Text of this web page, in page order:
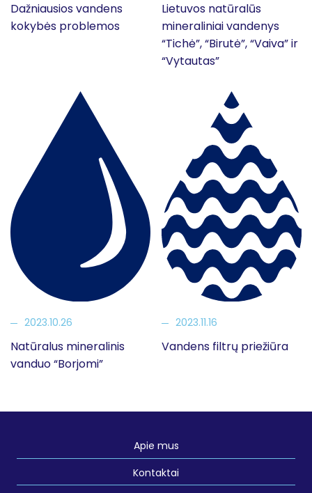
Dažniausios vandens
kokybės problemos
Lietuvos natūralūs
mineraliniai vandenys
“Tichė”, “Birutė”, “Vaiva” ir
“Vytautas”
2023.10.26
Natūralus mineralinis
vanduo “Borjomi”
2023.11.16
Vandens filtrų priežiūra
Apie mus
Kontaktai